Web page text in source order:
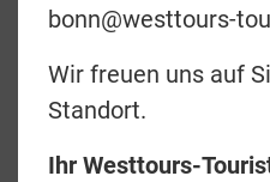
filtern.
Filter
bonn@westtours-
Wir freuen uns auf
Standort.
Ihr Westtours-